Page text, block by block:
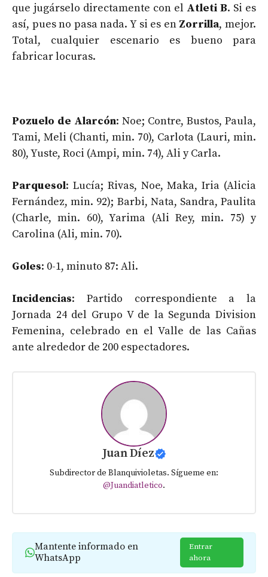
que jugárselo directamente con el Atleti B. Si es
así, pues no pasa nada. Y si es en Zorrilla, mejor.
Total, cualquier escenario es bueno para
fabricar locuras.
Pozuelo de Alarcón: Noe; Contre, Bustos, Paula,
Tami, Meli (Chanti, min. 70), Carlota (Lauri, min.
80), Yuste, Roci (Ampi, min. 74), Ali y Carla.
Parquesol: Lucía; Rivas, Noe, Maka, Iria (Alicia
Fernández, min. 92); Barbi, Nata, Sandra, Paulita
(Charle, min. 60), Yarima (Ali Rey, min. 75) y
Carolina (Ali, min. 70).
Goles: 0-1, minuto 87: Ali.
Incidencias: Partido correspondiente a la
Jornada 24 del Grupo V de la Segunda Division
Femenina, celebrado en el Valle de las Cañas
ante alrededor de 200 espectadores.
Juan Díez
Subdirector de Blanquivioletas. Sígueme en:
@Juandiatletico.
Mantente informado en
WhatsApp
Entrar
ahora